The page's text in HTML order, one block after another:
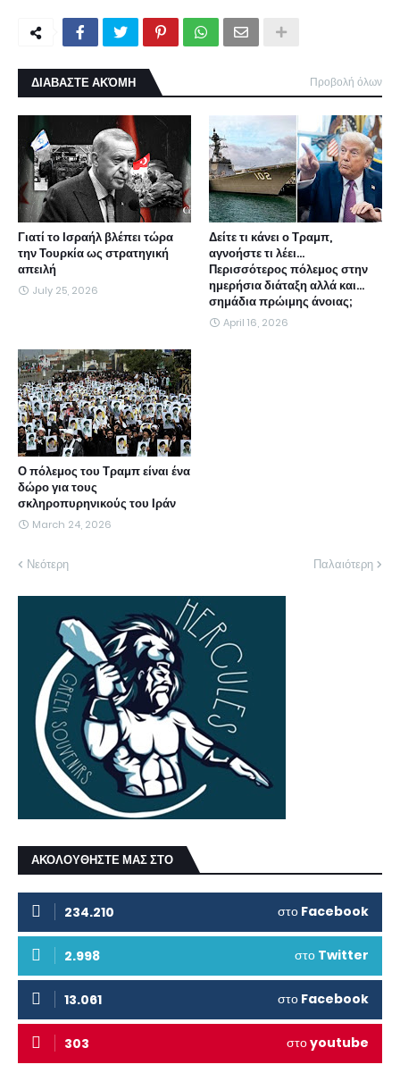
ΔΙΑΒΑΣΤΕ ΑΚΌΜΗ Προβολή όλων
Γιατί το Ισραήλ βλέπει τώρα
την Τουρκία ως στρατηγική
απειλή
July 25, 2026
Δείτε τι κάνει ο Τραμπ,
αγνοήστε τι λέει...
Περισσότερος πόλεμος στην
ημερήσια διάταξη αλλά και...
σημάδια πρώιμης άνοιας;
April 16, 2026
Ο πόλεμος του Τραμπ είναι ένα
δώρο για τους
σκληροπυρηνικούς του Ιράν
March 24, 2026
Νεότερη Παλαιότερη
ΑΚΟΛΟΥΘΗΣΤΕ ΜΑΣ ΣΤΟ
234.210 στο Facebook
2.998 στο Twitter
13.061 στο Facebook
303 στοyoutube